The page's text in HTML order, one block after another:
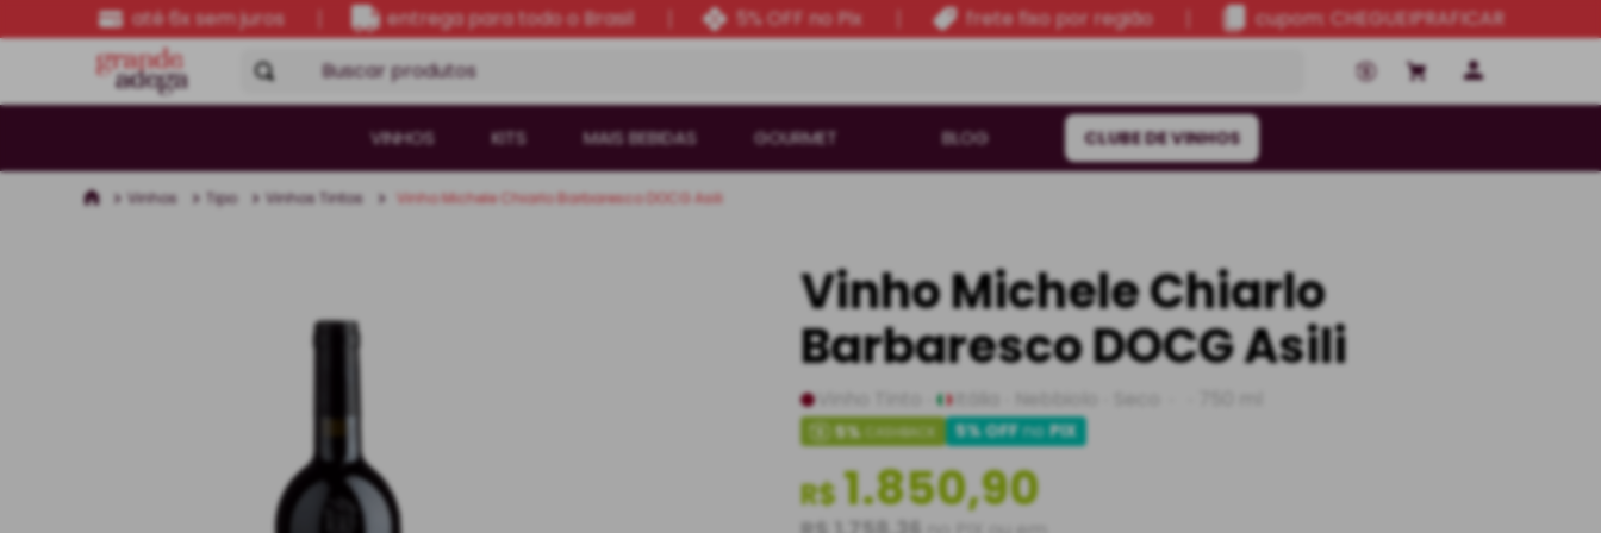
até 6x sem juros entrega para todo o Brasil 5% OFF no Pix frete fixo por região
cupom: CHEGUEIPRAFICAR
Buscar produtos
VINHOS KITS MAIS BEBIDAS GOURMET BLOG CLUBE DE VINHOS
Vinhos Tipo Vinhos Tintos Vinho Michele Chiarlo Barbaresco DOCG Asili
Vinho Michele Chiarlo
Barbaresco DOCG Asili
5% CASHBACK 5% OFFnoPIX
R$1.850,90